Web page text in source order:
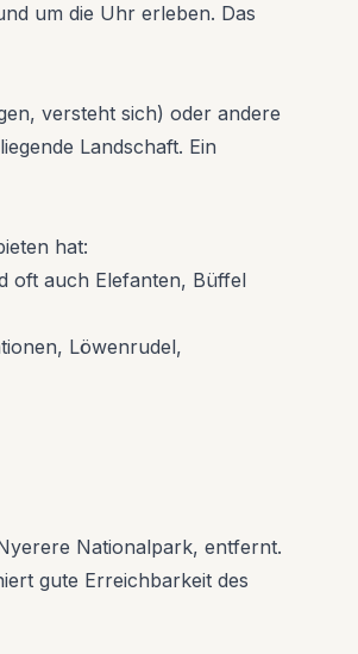
um die Uhr erleben. Das
versteht sich) oder andere
Landschaft. Ein
hat:
oft auch Elefanten, Büffel
Löwenrudel,
Nationalpark, entfernt.
gute Erreichbarkeit des